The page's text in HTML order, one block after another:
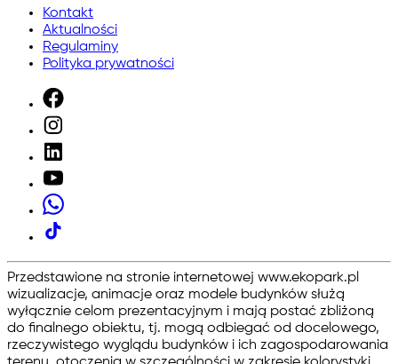
Kontakt
Aktualności
Regulaminy
Polityka prywatności
Przedstawione na stronie internetowej www.ekopark.pl
wizualizacje, animacje oraz modele budynków służą
wyłącznie celom prezentacyjnym i mają postać zbliżoną
do finalnego obiektu, tj. mogą odbiegać od docelowego,
rzeczywistego wyglądu budynków i ich zagospodarowania